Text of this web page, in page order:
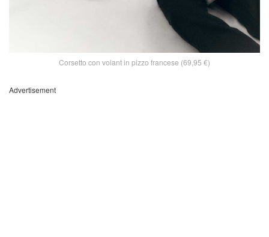
Corsetto con volant in pizzo francese (69,95 €)
Advertisement